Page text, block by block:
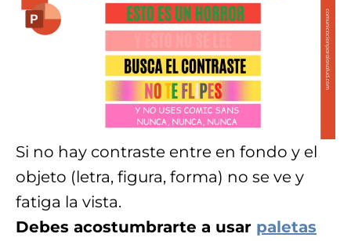
Si no hay contraste entre en fondo y el
objeto (letra, figura, forma) no se ve y
fatiga la vista.
Debes acostumbrarte a usar paletas